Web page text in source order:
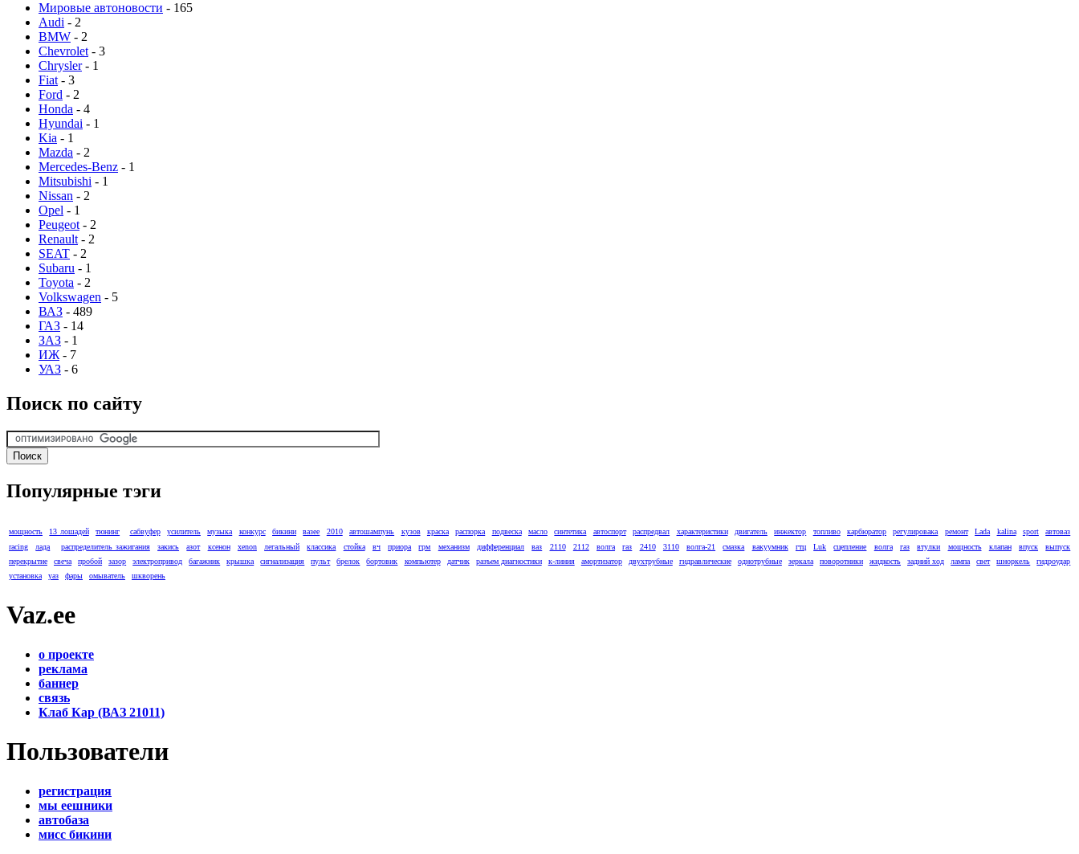
Мировые автоновости - 165
Audi - 2
BMW - 2
Chevrolet - 3
Chrysler- 1
Fiat - 3
Ford - 2
Honda - 4
Hyundai - 1
Kia - 1
Mazda - 2
Mercedes-Benz - 1
Mitsubishi - 1
Nissan - 2
Opel - 1
Peugeot - 2
Renault - 2
SEAT - 2
Subaru - 1
Toyota - 2
Volkswagen - 5
ВАЗ - 489
ГАЗ - 14
ЗАЗ - 1
ИЖ - 7
УАЗ - 6
Поиск по сайту
Популярные тэги
мощность 13 лошадей тюнинг сабвуфер усилитель музыка конкурс бикини вазее 2010 автошампунь кузов краска распорка подвеска масло синтетика автоспорт распредвал характеристики двигатель инжектор топливо карбюратор регулировака ремонт Lada kalina sport
автоваз
racing
лада распределитель зажигания закись азот ксенон xenon легальный классика стойка вч приора грм механизм дифференциал ваз 2110 2112 волга газ 2410 3110 волга-21 смазка вакуумник гтц Luk сцепление волга газ втулки мощность клапан впуск
выпуск
перекрытие
свеча пробой зазор электропривод багажник крышка сигнализация пульт брелок бортовик компьютер датчик разъем диагностики к-линия амортизатор двухтрубные гидравлические однотрубные зеркала поворотники жидкость задний ход лампа свет шноркель
гидроудар
установка
уаз фары омыватель шкворень
Vaz.ee
о проекте
реклама
баннер
связь
Клаб Кар (ВАЗ 21011)
Пользователи
регистрация
мы еешники
автобаза
мисс бикини